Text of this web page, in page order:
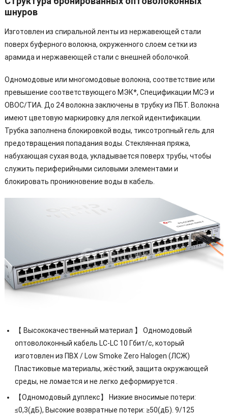
шнуров
Изготовлен из спиральной ленты из нержавеющей стали
поверх буферного волокна, окруженного слоем сетки из
арамида и нержавеющей стали с внешней оболочкой.
Одномодовые или многомодовые волокна, соответствие или
превышение соответствующего МЭК*, Спецификации МСЭ и
ОВОС/ТИА. До 24 волокна заключены в трубку из ПБТ. Волокна
имеют цветовую маркировку для легкой идентификации.
Трубка заполнена блокировкой воды, тиксотропный гель для
предотвращения попадания воды. Стеклянная пряжа,
набухающая сухая вода, укладывается поверх трубы, чтобы
служить периферийными силовыми элементами и
блокировать проникновение воды в кабель.
【 Высококачественный материал 】 Одномодовый
оптоволоконный кабель LC-LC 10 Гбит/с, который
изготовлен из ПВХ / Low Smoke Zero Halogen (ЛСЖ)
Пластиковые материалы, жёсткий, защита окружающей
среды, не ломается и не легко деформируется .
【Одномодовый дуплекс】 Низкие вносимые потери:
≤0,3(дБ), Высокие возвратные потери: ≥50(дБ). 9/125